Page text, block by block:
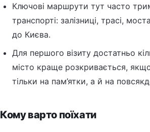
Ключові маршрути тут часто
транспорті: залізниці, трасі,
до Києва.
Для першого візиту достатньо
місто краще розкривається,
тільки на пам’ятки, а й на
Кому варто поїхати